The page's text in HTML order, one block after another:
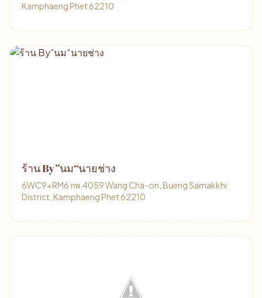
Kamphaeng Phet 62210
ร้าน By”นม“นายช่าง
6WC9+RM6 กพ.4059 Wang Cha-on, Bueng Samakkhi
District, Kamphaeng Phet 62210